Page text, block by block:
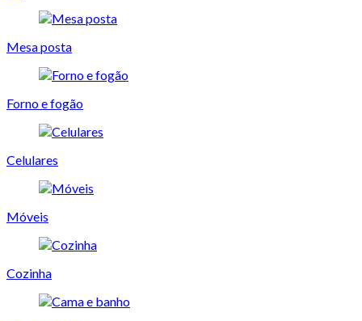
Mesa posta
Forno e fogão
Celulares
Móveis
Cozinha